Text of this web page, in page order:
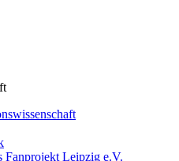
Fanprojekt Leipzig e.V.